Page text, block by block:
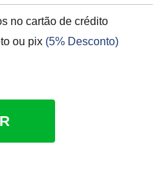
no cartão de crédito
ou pix (5% Desconto)